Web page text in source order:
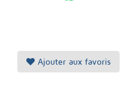
Ajouter aux favoris